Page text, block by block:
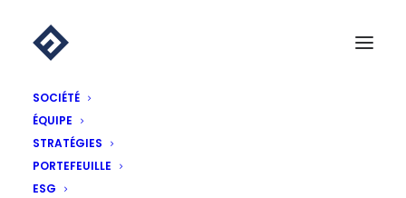
SOCIÉTÉ
ÉQUIPE
STRATÉGIES
PORTEFEUILLE
ESG